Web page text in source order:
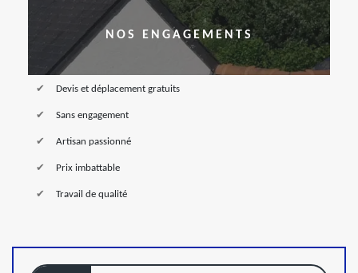
NOS ENGAGEMENTS
Devis et déplacement gratuits
Sans engagement
Artisan passionné
Prix imbattable
Travail de qualité